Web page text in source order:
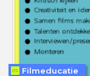
Filmeducatie